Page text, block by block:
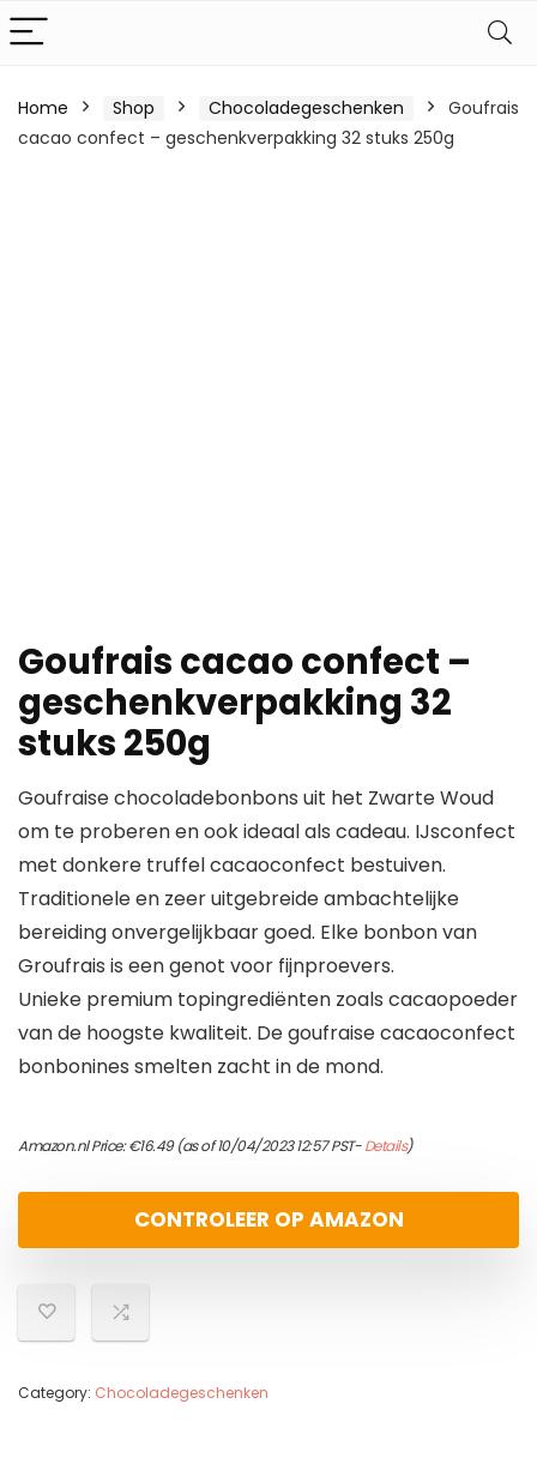
Home Shop Chocoladegeschenken
Goufrais
cacao confect – geschenkverpakking 32 stuks 250g
Goufrais cacao confect –
geschenkverpakking 32
stuks 250g
Goufraise chocoladebonbons uit het Zwarte Woud
om te proberen en ook ideaal als cadeau. IJsconfect
met donkere truffel cacaoconfect bestuiven.
Traditionele en zeer uitgebreide ambachtelijke
bereiding onvergelijkbaar goed. Elke bonbon van
Groufrais is een genot voor fijnproevers.
Unieke premium topingrediënten zoals cacaopoeder
van de hoogste kwaliteit. De goufraise cacaoconfect
bonbonines smelten zacht in de mond.
Amazon.nl Price:€16.49(as of 10/04/2023 12:57 PST-Details)
CONTROLEER OP AMAZON
Category: Chocoladegeschenken